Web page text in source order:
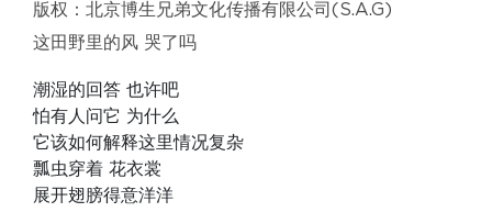
版权：北京博生兄弟文化传播有限公司(S.A.G)
这田野里的风 哭了吗
潮湿的回答 也许吧
怕有人问它 为什么
它该如何解释这里情况复杂
瓢虫穿着 花衣裳
展开翅膀得意洋洋